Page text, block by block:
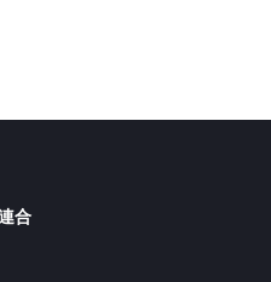
合